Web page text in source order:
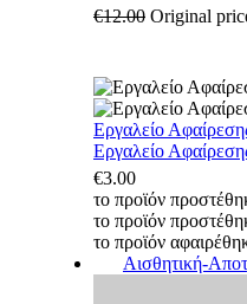
€12.00 Original
Εργαλείο
Εργαλείο
€3.00
το προϊόν
το προϊόν
το προϊόν
Αισθητική-